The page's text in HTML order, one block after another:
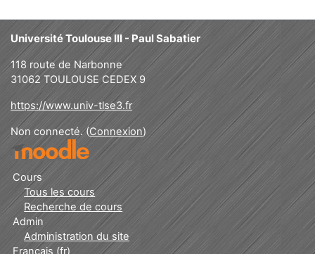
Université Toulouse III - Paul Sabatier
118 route de Narbonne
31062 TOULOUSE CEDEX 9
https://www.univ-tlse3.fr
Non connecté. (Connexion)
Cours
Tous les cours
Recherche de cours
Admin
Administration du site